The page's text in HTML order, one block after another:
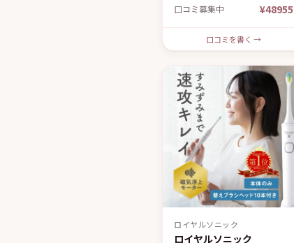
口コミ募集中 ¥48955
口コミを書く →
ロイヤルソニック
ロイヤルソニック